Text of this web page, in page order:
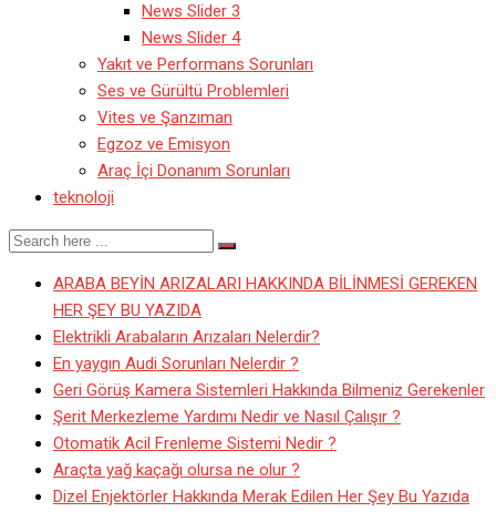
News Slider 3
News Slider 4
Yakıt ve Performans Sorunları
Ses ve Gürültü Problemleri
Vites ve Şanzıman
Egzoz ve Emisyon
Araç İçi Donanım Sorunları
teknoloji
ARABA BEYİN ARIZALARI HAKKINDA BİLİNMESİ GEREKEN
HER ŞEY BU YAZIDA
Elektrikli Arabaların Arızaları Nelerdir?
En yaygın Audi Sorunları Nelerdir ?
Geri Görüş Kamera Sistemleri Hakkında Bilmeniz Gerekenler
Şerit Merkezleme Yardımı Nedir ve Nasıl Çalışır ?
Otomatik Acil Frenleme Sistemi Nedir ?
Araçta yağ kaçağı olursa ne olur ?
Dizel Enjektörler Hakkında Merak Edilen Her Şey Bu Yazıda